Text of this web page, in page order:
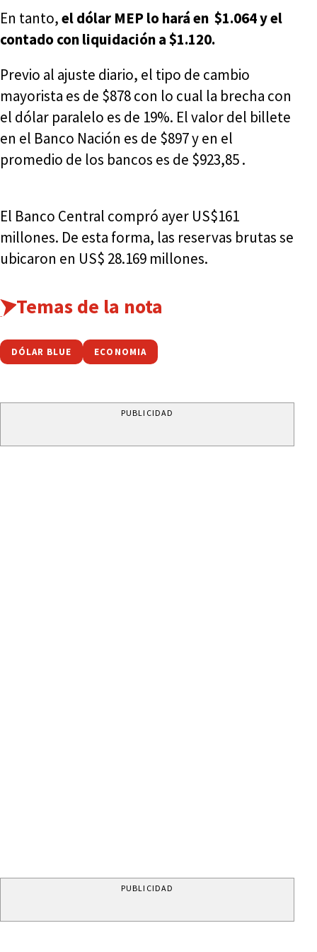
En tanto,el dólar MEP lo hará en $1.064 y el
contado con liquidación a $1.120.
Previo al ajuste diario, el tipo de cambio
mayorista es de $878 con lo cual la brecha con
el dólar paralelo es de 19%. El valor del billete
en el Banco Nación es de $897 y en el
promedio de los bancos es de $923,85 .
El Banco Central compró ayer US$161
millones. De esta forma, las reservas brutas se
ubicaron en US$ 28.169 millones.
Temas de la nota
DÓLAR BLUE ECONOMIA
PUBLICIDAD
PUBLICIDAD